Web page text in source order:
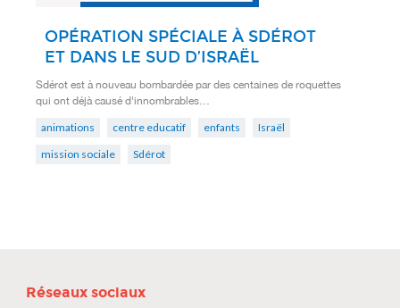
OPÉRATION SPÉCIALE À SDÉROT
ET DANS LE SUD D’ISRAËL
Sdérot est à nouveau bombardée par des centaines de roquettes
qui ont déjà causé d'innombrables…
animations centre educatif enfants
Israël
mission sociale
Sdérot
Réseaux sociaux